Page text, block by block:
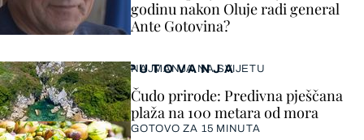
godinu nakon Oluje radi general
Ante Gotovina?
PUTOVANJA
NAJMANJA NA SVIJETU
Čudo prirode: Predivna pješčana
plaža na 100 metara od mora
GOTOVO ZA 15 MINUTA